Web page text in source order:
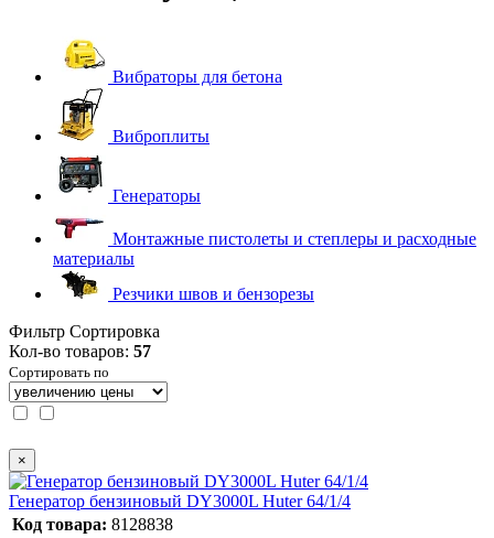
Вибраторы для бетона
Виброплиты
Генераторы
Монтажные пистолеты и степлеры и расходные
материалы
Резчики швов и бензорезы
Фильтр Сортировка
Кол-во товаров: 57
Сортировать по
×
Генератор бензиновый DY3000L Huter 64/1/4
Код товара: 8128838